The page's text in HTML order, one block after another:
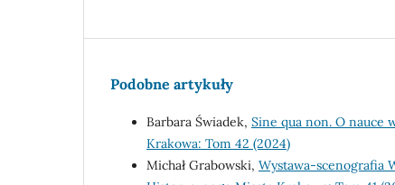
Podobne artykuły
Barbara Świadek, Sine qua non. O nauce
Krakowa: Tom 42 (2024)
Michał Grabowski, Wystawa-scenografia